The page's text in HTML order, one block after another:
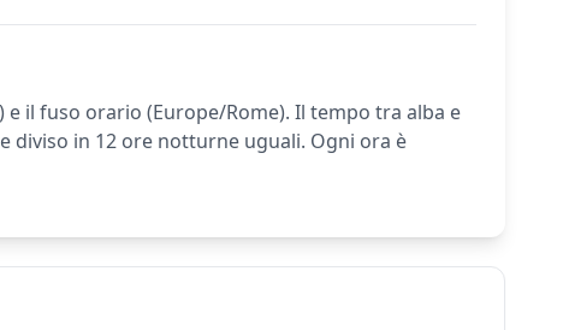
e il fuso orario (Europe/Rome). Il tempo tra alba e
diviso in 12 ore notturne uguali. Ogni ora è